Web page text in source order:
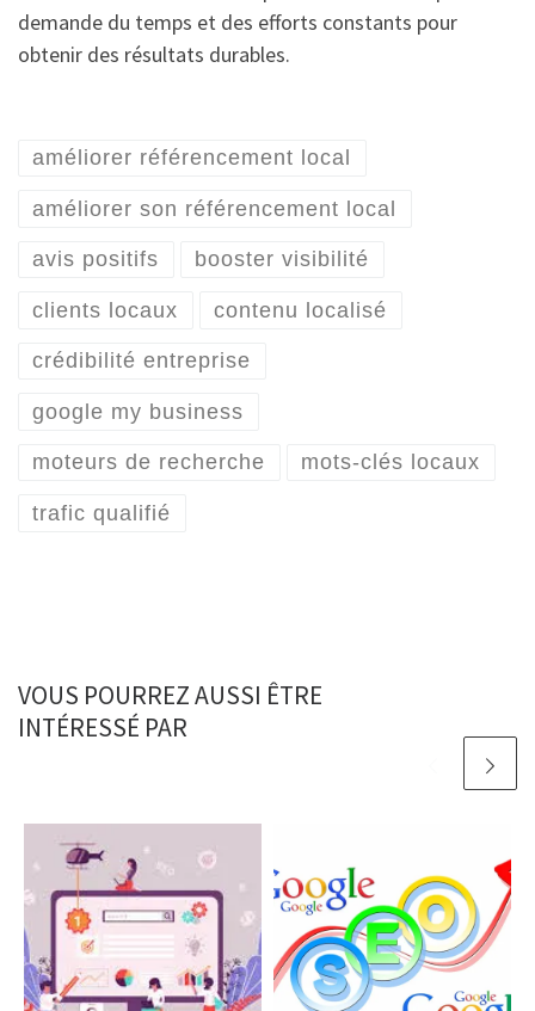
demande du temps et des efforts constants pour
obtenir des résultats durables.
améliorer référencement local
améliorer son référencement local
avis positifs booster visibilité
clients locaux contenu localisé
crédibilité entreprise
google my business
moteurs de recherche mots-clés locaux
trafic qualifié
VOUS POURREZ AUSSI ÊTRE
INTÉRESSÉ PAR